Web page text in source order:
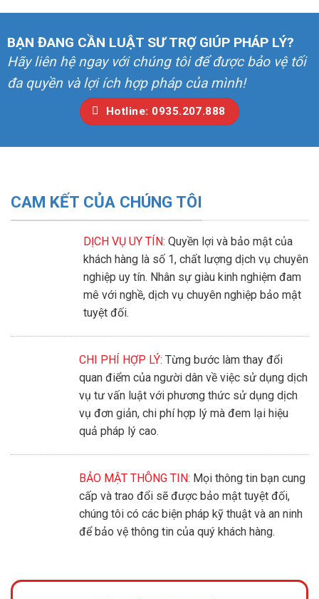
BẠN ĐANG CẦN LUẬT SƯ TRỢ GIÚP PHÁP LÝ?
Hãy liên hệ ngay với chúng tôi để được bảo vệ tối
đa quyền và lợi ích hợp pháp của mình!
Hotline: 0935.207.888
CAM KẾT CỦA CHÚNG TÔI
DỊCH VỤ UY TÍN: Quyền lợi và bảo mật của
khách hàng là số 1, chất lượng dịch vụ chuyên
nghiệp uy tín. Nhân sự giàu kinh nghiệm đam
mê với nghề, dịch vụ chuyên nghiệp bảo mật
tuyệt đối.
CHI PHÍ HỢP LÝ: Từng bước làm thay đổi
quan điểm của người dân về việc sử dụng dịch
vụ tư vấn luật với phương thức sử dụng dịch
vụ đơn giản, chi phí hợp lý mà đem lại hiệu
quả pháp lý cao.
BẢO MẬT THÔNG TIN: Mọi thông tin bạn cung
cấp và trao đổi sẽ được bảo mật tuyệt đối,
chúng tôi có các biện pháp kỹ thuật và an ninh
để bảo vệ thông tin của quý khách hàng.